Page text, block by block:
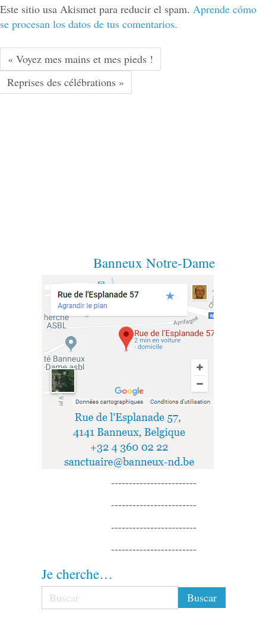
Este sitio usa Akismet para reducir el spam. Aprende cómo
se procesan los datos de tus comentarios.
« Voyez mes mains et mes pieds !
Reprises des célébrations »
Banneux Notre-Dame
------------------------
------------------------
------------------------
------------------------
Je cherche…